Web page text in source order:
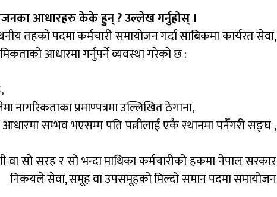
आधारहरु केके हुन् ? उल्लेख गर्नुहोस् ।
तहको पदमा कर्मचारी समायोजन गर्दा साबिकमा कार्यरत सेवा,
आधारमा गर्नुपर्ने व्यवस्था गरेको छ :
प्रमाण्पत्रमा उल्लिखित ठेगाना,
सम्भव भएसम्म पति पत्नीलाई एकै स्थानमा पर्नैगरी सङ्घ ,
वा सो सरह र सो भन्दा माथिका कर्मचारीको हकमा नेपाल सरकार
सेवा, समूह वा उपसमूहको मिल्दो समान पदमा समायोजन